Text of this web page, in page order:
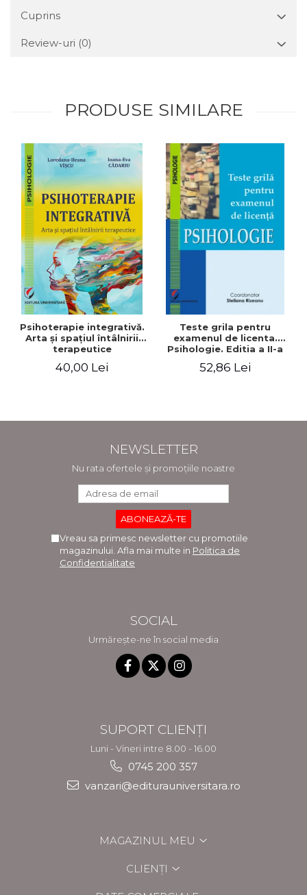
Cuprins
Review-uri (0)
PRODUSE SIMILARE
Psihoterapie integrativă.
Arta şi spaţiul întâlnirii
terapeutice
40,00 Lei
Teste grila pentru
examenul de licenta.
Psihologie. Editia a II-a
52,86 Lei
NEWSLETTER
Nu rata ofertele și promoțiile noastre
Vreau sa primesc newsletter cu promotiile
magazinului. Afla mai multe in Politica de
Confidentialitate
SOCIAL
Urmărește-ne în social media
SUPORT CLIENȚI
Luni - Vineri intre 8.00 - 16.00
0745 200 357
vanzari@editurauniversitara.ro
MAGAZINUL MEU
CLIENȚI